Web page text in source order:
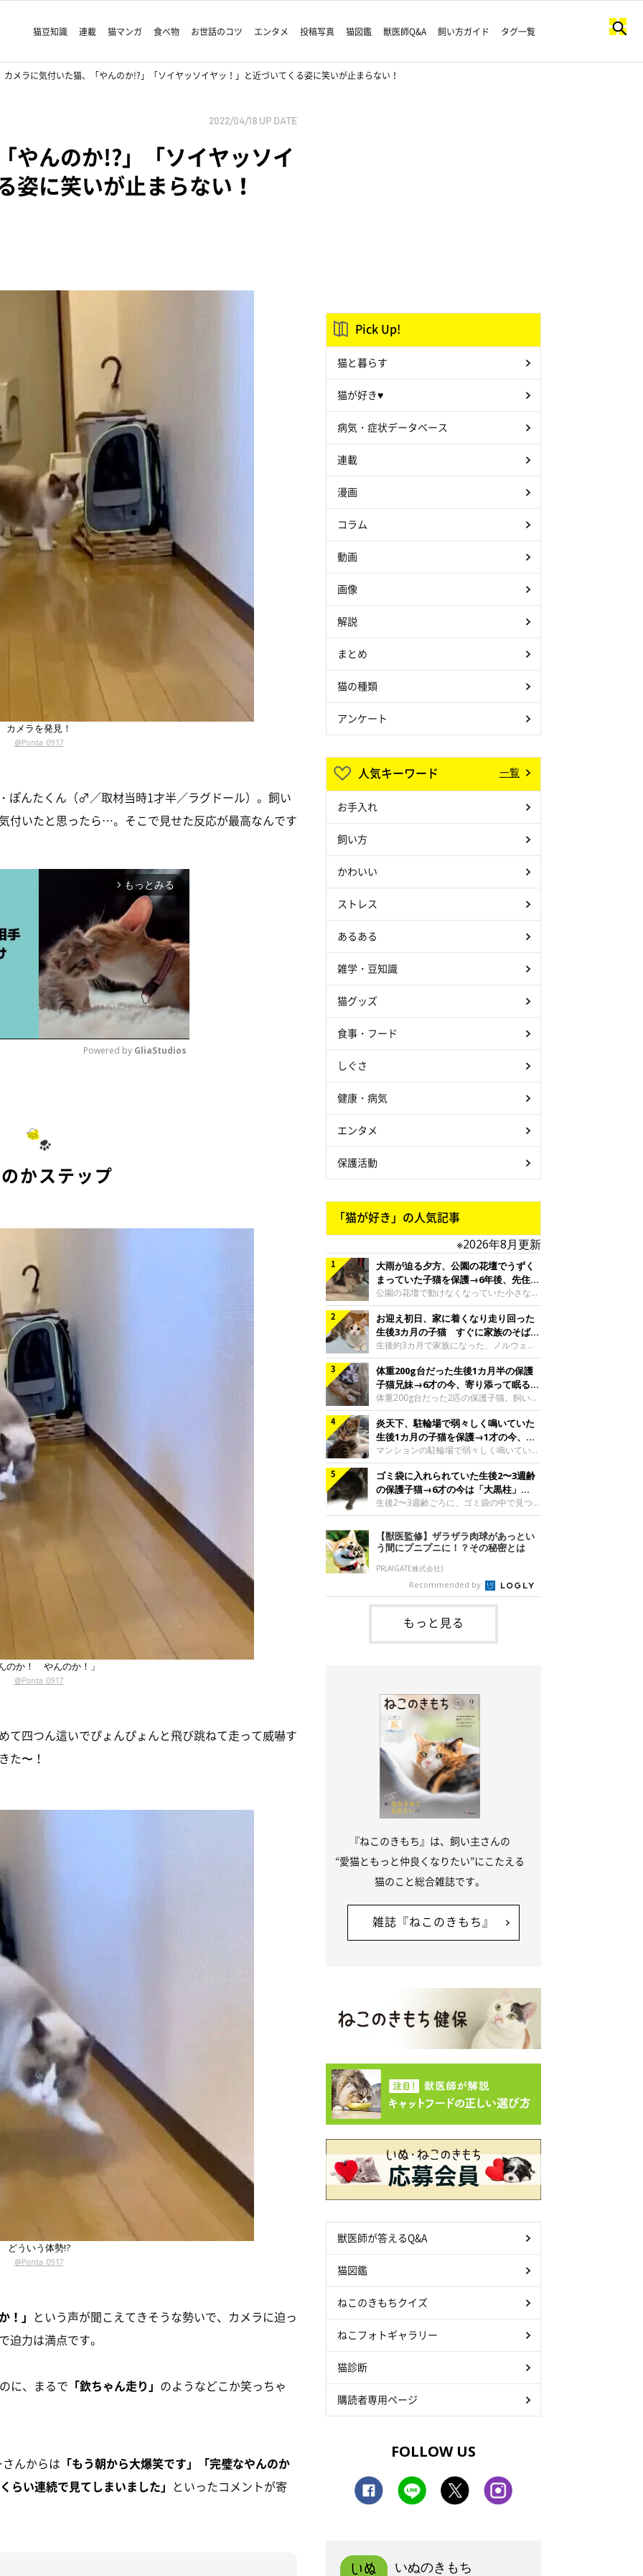
猫豆知識 連載 猫マンガ 食べ物 お世話のコツ エンタメ 投稿写真 猫図鑑 獣医師Q&A 飼い方ガイド タグ一覧
カメラに気付いた猫、「やんのか!?」「ソイヤッソイヤッ！」と近づいてくる姿に笑いが止まらない！
2022/04/18 UP DATE
やんのか!?」「ソイヤッソイ
姿に笑いが止まらない！
カメラを発見！
@Ponta_0917
ぽんたくん（♂／取材当時1才半／ラグドール）。飼い
付いたと思ったら…。そこで見せた反応が最高なんです
arrow_forward_ios もっとみる
Powered by GliaStudios
かステップ
のか！ やんのか！」
@Ponta_0917
て四つん這いでぴょんぴょんと飛び跳ねて走って威嚇す
た〜！
どういう体勢!?
@Ponta_0917
！」 という声が聞こえてきそうな勢いで、カメラに迫っ
力は満点です。
に、まるで 「欽ちゃん走り」 のようなどこか笑っちゃ
んからは 「もう朝から大爆笑です」「完璧なやんのか
い連続で見てしまいました」 といったコメントが寄
Pick Up!
猫と暮らす
猫が好き♥
病気・症状データベース
連載
漫画
コラム
動画
画像
解説
まとめ
猫の種類
アンケート
人気キーワード 一覧
お手入れ
飼い方
かわいい
ストレス
あるある
雑学・豆知識
猫グッズ
食事・フード
しぐさ
健康・病気
エンタメ
保護活動
「猫が好き」の人気記事
※2026年8月更新
大雨が迫る夕方、公園の花壇でうずく
まっていた子猫を保護→6年後、先住猫
と“姉妹”のような関係に
公園の花壇で動けなくなっていた小さな子
猫。家族に迎えられてから6年、先住猫と
の間には深い絆が育まれていました。保護
当時のティダちゃん。
@muumuu62197189紹介するのは、
X（旧Twitter）ユーザー
@muumuu62197189さんの愛猫・ティダ
ちゃん（取材時6才）の成長記録です。こ
ちらは、生後3カ月ごろのティダちゃん。
飼い主さんが出会ったのは、夜から大雨に
なると予報されていた日の夕方でした。花
壇で動けずにいた子猫保護したばかりのテ
ィダちゃん。@muumuu62197189飼い主
さんは、公園の
お迎え初日、家に着くなり走り回った
生後3カ月の子猫 すぐに家族のそばで
落ち着く姿に「迎えてよかった」
生後約3カ月で家族になった、ノルウェー
ジャンフォレストキャットの子猫。お迎え
翌日には、すでに家でくつろぐ様子を見せ
ていました。お迎え翌日、ベッドでうとう
とするむうちゃんお迎え翌日のむうちゃ
ん。@umimugi0304紹介するのは、
Instagramユーザー@umimugi0304さんの
愛猫・むうちゃん（撮影時、生後約3カ月
／ノルウェージャンフォレストキャッ
ト）。こちらは、お迎え翌日に撮影された
一枚。ゴハンをお腹いっぱい食べたむうち
ゃんは眠くなり、飼い主さん夫婦のベッド
でうとうとし始めたのだとか。飼い主さ
体重200g台だった生後1カ月半の保護
子猫兄妹→6才の今、寄り添って眠る姿
にほっこり！
体重200g台だった2匹の保護子猫。飼い主
さんの家族になってから6年、ともに成長
するなかで、2匹の関係にも少しずつ変化
が見られました。家族になったばかりの小
さな兄妹猫（写真上から）妹猫・てんちゃ
ん、兄猫・ラムくん。@ten_ramu紹介す
るのは、X（旧Twitter）ユーザー
@ten_ramuさんの愛猫・ラムくんとてん
ちゃん（ともに取材時6才）の成長記録で
す。この写真は、お迎えして間もない生後
グラム、てんちゃんは209グラムと、どち
らもとても小さな体でした。2匹
炎天下、駐輪場で弱々しく鳴いていた
生後1カ月の子猫を保護→1才の今、筋
肉質でツンデレなコに成長
マンションの駐輪場で弱々しく鳴いてい
た、生後1カ月ほどの子猫。家族に迎えら
れてから1年、体も行動も大きく成長しま
した。炎天下の駐輪場で鳴いていた小さな
子猫保護当時のモモちゃん。@Kingponzu
紹介するのは、X（旧Twitter）ユーザー
@Kingponzuさんの愛猫・モモちゃん（取
材時1才）の成長記録です。こちらは、モ
モちゃんが生後1カ月ごろに撮影された一
枚。飼い主さんの自宅マンションの駐輪場
で鳴いていたところを保護された当時の姿
です。子猫時代のモモちゃん。
@Kingponzuその日は気温が35℃を
ゴミ袋に入れられていた生後2〜3週齢
の保護子猫→6才の今は「大黒柱」
に！ 美しい黒猫に成長した姿にグッ
とくる
生後2〜3週齢ごろに、ゴミ袋の中で見つか
った小さな命。ミルクから育てられたその
子猫は今、家族に欠かせない存在へと成長
しました。ゴミ袋の中で見つかった、ミニ
モグラのような子猫よちよち歩きをしてい
たころの、生後2〜3週齢ごろのドンちゃ
ん。@doddou_1今回紹介するのは、
X（旧Twitter）ユーザー@doddou_1さん
の愛猫・ドンちゃん（取材時、推定6才／
本名：ドミトリー・ドンスコイ）。ドンち
ゃんは、保護猫でした。ドンちゃんが見つ
かったのは、飼い主さんの姉の勤め先の敷
【獣医監修】ザラザラ肉球があっとい
う間にプニプニに！？その秘密とは
PR(AIGATE株式会社)
Recommended by
もっと見る
『ねこのきもち』は、飼い主さんの
“愛猫ともっと仲良くなりたい”にこたえる
猫のこと総合雑誌です。
雑誌『ねこのきもち』
獣医師が答えるQ&A
猫図鑑
ねこのきもちクイズ
ねこフォトギャラリー
猫診断
購読者専用ページ
FOLLOW US
いぬのきもち